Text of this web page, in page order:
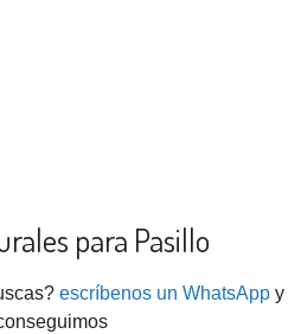
para Pasillo
escríbenos un WhatsApp y